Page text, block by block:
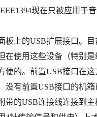
现在只被应用于
上的USB扩展接口。目
在使用这些设备（特别
便的。前置USB接口在
没有前置USB接口的机
的USB连接线连接到主